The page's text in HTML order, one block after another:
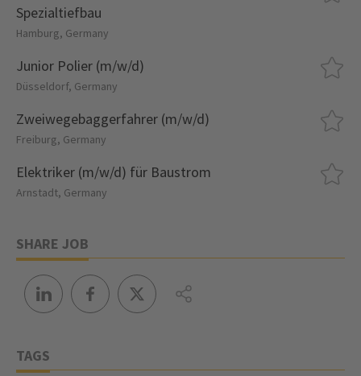
Spezialtiefbau
Hamburg, Germany
Junior Polier (m/w/d)
Düsseldorf, Germany
Zweiwegebaggerfahrer (m/w/d)
Freiburg, Germany
Elektriker (m/w/d) für Baustrom
Arnstadt, Germany
SHARE JOB
TAGS